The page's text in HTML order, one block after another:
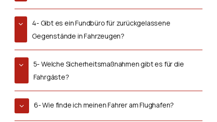
4- Gibt es ein Fundbüro für zurückgelassene
Gegenstände in Fahrzeugen?
5- Welche Sicherheitsmaßnahmen gibt es für die
Fahrgäste?
6- Wie finde ich meinen Fahrer am Flughafen?